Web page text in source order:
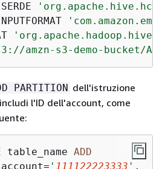
amzn-s3-demo-bucket/
PARTITION dell'istruzione
l'ID dell'account, come
table_name ADD
= ' 111122223333 ' ,